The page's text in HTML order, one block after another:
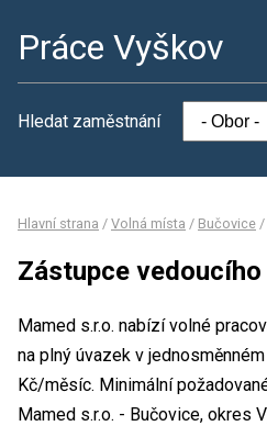
Práce Vyškov
Hledat zaměstnání
Hlavní strana / Volná místa / Bučovice /
Zástupce
Mamed s.r.o. nabízí volné
na plný úvazek v
Kč/měsíc. Minimální
Mamed s.r.o. - Bučovice, okres